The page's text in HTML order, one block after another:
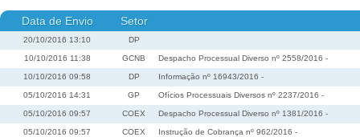
Data de Envio Setor
20/10/2016 13:10 DP
10/10/2016 11:38 GCNB Despacho Processual Diverso nº 2558/2016 -
10/10/2016 09:58 DP Informação nº 16943/2016 -
05/10/2016 14:31 GP Ofícios Processuais Diversos nº 2237/2016 -
05/10/2016 09:57 COEX Despacho Processual Diverso nº 1381/2016 -
05/10/2016 09:57 COEX Instrução de Cobrança nº 962/2016 -